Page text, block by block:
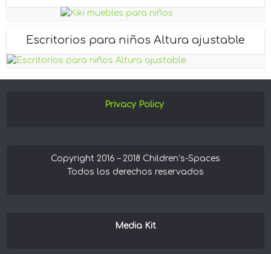
Escritorios para niños Altura ajustable
Privacy Policy
Copyright 2016 – 2018 Children’s-Spaces
Todos los derechos reservados
Media Kit